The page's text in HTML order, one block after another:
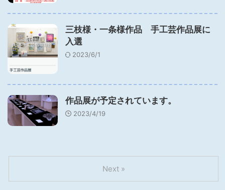
三枝様・一条様作品 手工芸作品展に
入選
2023/6/1
作品展が予定されています。
2023/4/19
Next »